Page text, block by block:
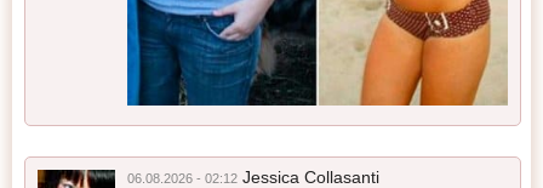
06.08.2026 - 02:12 Jessica Collasanti